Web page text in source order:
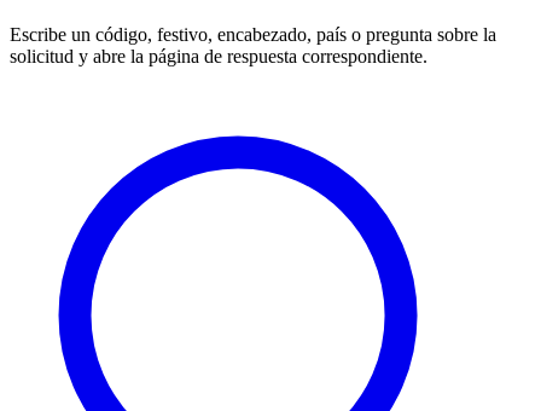
Escribe un código, festivo, encabezado, país o pregunta sobre la
solicitud y abre la página de respuesta correspondiente.